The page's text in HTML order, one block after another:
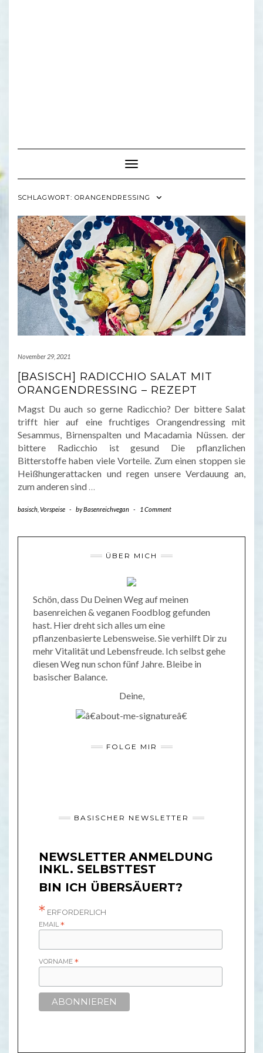
Toggle Navigation
SCHLAGWORT: ORANGENDRESSING
November 29, 2021
[BASISCH] RADICCHIO SALAT MIT
ORANGENDRESSING – REZEPT
Magst Du auch so gerne Radicchio? Der bittere Salat
trifft hier auf eine fruchtiges Orangendressing mit
Sesammus, Birnenspalten und Macadamia Nüssen. der
bittere Radicchio ist gesund Die pflanzlichen
Bitterstoffe haben viele Vorteile. Zum einen stoppen sie
Heißhungerattacken und regen unsere Verdauung an,
zum anderen sind …
basisch Vorspeise - byBasenreichvegan - 1 Comment
ÜBER MICH
Schön, dass Du Deinen Weg auf meinen
basenreichen & veganen Foodblog gefunden
hast. Hier dreht sich alles um eine
pflanzenbasierte Lebensweise. Sie verhilft Dir zu
mehr Vitalität und Lebensfreude. Ich selbst gehe
diesen Weg nun schon fünf Jahre. Bleibe in
basischer Balance.
Deine,
FOLGE MIR
BASISCHER NEWSLETTER
NEWSLETTER ANMELDUNG
INKL. SELBSTTEST
BIN ICH ÜBERSÄUERT?
* ERFORDERLICH
EMAIL*
VORNAME*